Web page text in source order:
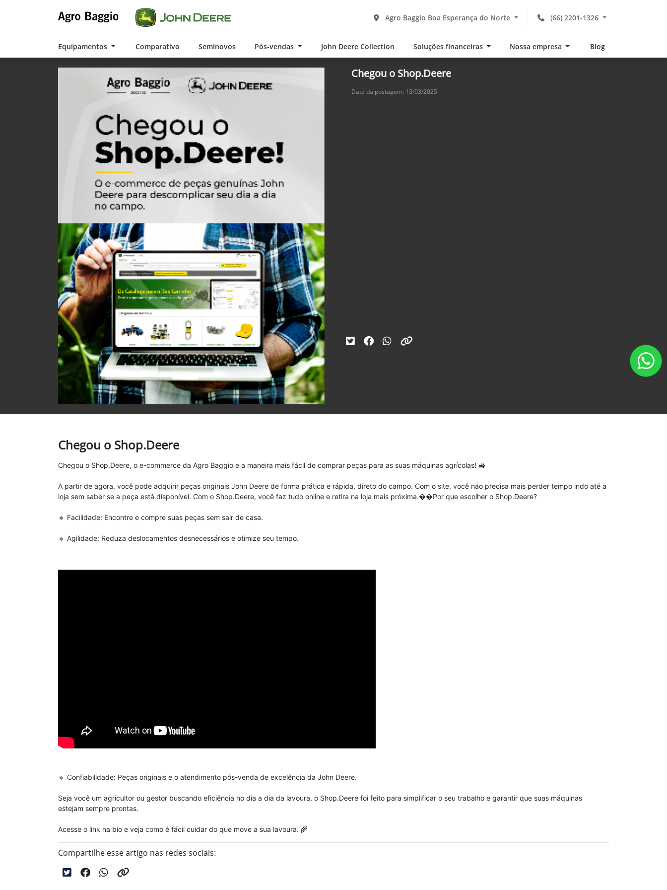
(66) 2201-1326
Agro Baggio Boa Esperança do Norte
Equipamentos Comparativo Seminovos Pós-vendas John Deere Collection Soluções financeiras Nossa empresa Blog
Chegou o Shop.Deere
Data da postagem: 13/03/2025
Chegou o Shop.Deere
Chegou o Shop.Deere, o e-commerce da Agro Baggio e a maneira mais fácil de comprar peças para as suas máquinas agrícolas! 🚜
A partir de agora, você pode adquirir peças originais John Deere de forma prática e rápida, direto do campo. Com o site, você não precisa mais perder tempo indo até a
loja sem saber se a peça está disponível. Com o Shop.Deere, você faz tudo online e retira na loja mais próxima.��Por que escolher o Shop.Deere?
🔹 Facilidade: Encontre e compre suas peças sem sair de casa.
🔹 Agilidade: Reduza deslocamentos desnecessários e otimize seu tempo.
🔹 Confiabilidade: Peças originais e o atendimento pós-venda de excelência da John Deere.
Seja você um agricultor ou gestor buscando eficiência no dia a dia da lavoura, o Shop.Deere foi feito para simplificar o seu trabalho e garantir que suas máquinas
estejam sempre prontas.
Acesse o link na bio e veja como é fácil cuidar do que move a sua lavoura. 🌾
Compartilhe esse artigo nas redes sociais: